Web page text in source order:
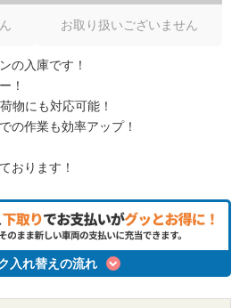
お取り扱いございません
の入庫です！
！
物にも対応可能！
の作業も効率アップ！
おります！
入れ替えの流れ